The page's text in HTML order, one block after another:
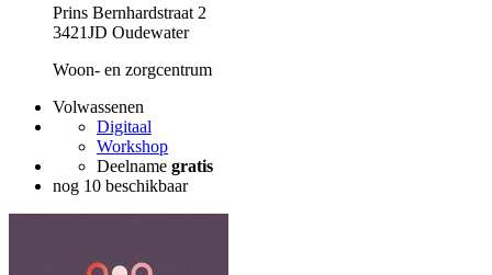
Prins Bernhardstraat 2
3421JD Oudewater
Woon- en zorgcentrum
Volwassenen
Digitaal
Workshop
Deelname gratis
nog 10 beschikbaar